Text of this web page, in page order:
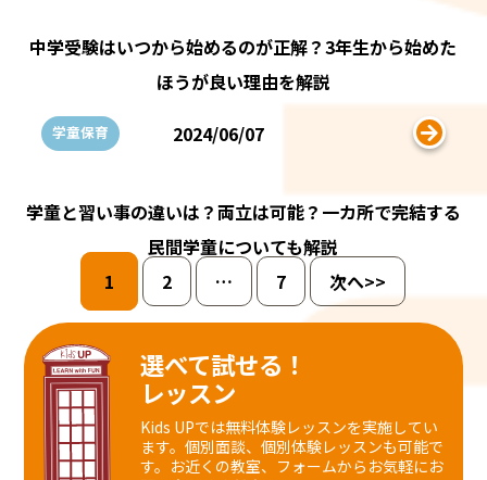
中学受験はいつから始めるのが正解？3年生から始めた
ほうが良い理由を解説
学童保育 2024/06/07
学童と習い事の違いは？両立は可能？一カ所で完結する
民間学童についても解説
1
2 … 7 次へ>>
選べて試せる！
レッスン
Kids UPでは無料体験レッスンを実施してい
ます。個別面談、個別体験レッスンも可能で
す。 お近くの教室、フォームからお気軽にお